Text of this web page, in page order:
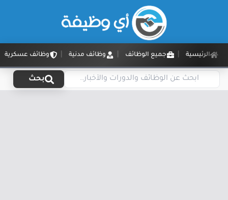
الرئيسية جميع الوظائف وظائف مدنية وظائف عسكرية
بحث